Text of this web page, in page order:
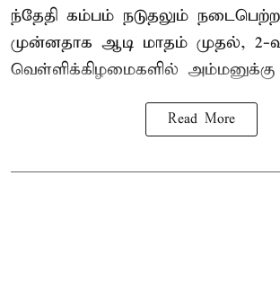
ந்தேதி கம்பம் நடுதலும்
முன்னதாக ஆடி மாதம் முதல், 2-
வெள்ளிக்கிழமைகளில் அம்மனுக்கு
Read More